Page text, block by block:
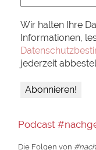
Wir halten Ihre
Informationen,
jederzeit
Podcast
Die Folgen von